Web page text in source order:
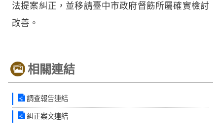
法提案糾正，並移請臺中市政府督飭所屬確實檢討
改善。
相關連結
調查報告連結
糾正案文連結